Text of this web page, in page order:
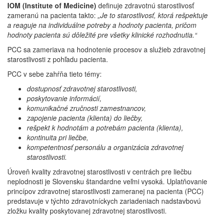
IOM (Institute of Medicine) definuje zdravotnú starostlivosť
zameranú na pacienta takto: „Je to starostlivosť, ktorá rešpektuje
a reaguje na individuálne potreby a hodnoty pacienta, pričom
hodnoty pacienta sú dôležité pre všetky klinické rozhodnutia.“
PCC sa zameriava na hodnotenie procesov a služieb zdravotnej
starostlivosti z pohľadu pacienta.
PCC v sebe zahŕňa tieto témy:
dostupnosť zdravotnej starostlivosti,
poskytovanie informácií,
komunikačné zručnosti zamestnancov,
zapojenie pacienta (klienta) do liečby,
rešpekt k hodnotám a potrebám pacienta (klienta),
kontinuita pri liečbe,
kompetentnosť personálu a organizácia zdravotnej
starostlivosti.
Úroveň kvality zdravotnej starostlivosti v centrách pre liečbu
neplodnosti je Slovensku štandardne veľmi vysoká. Uplatňovanie
princípov zdravotnej starostlivosti zameranej na pacienta (PCC)
predstavuje v týchto zdravotníckych zariadeniach nadstavbovú
zložku kvality poskytovanej zdravotnej starostlivosti.